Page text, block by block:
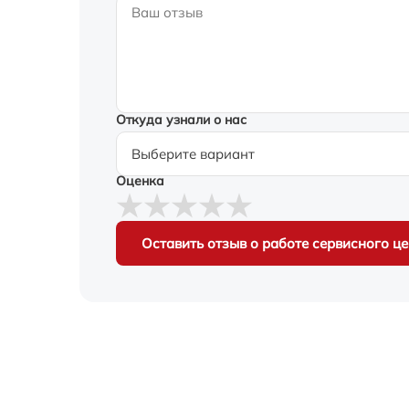
Откуда узнали о нас
Оценка
Оставить отзыв о работе сервисного